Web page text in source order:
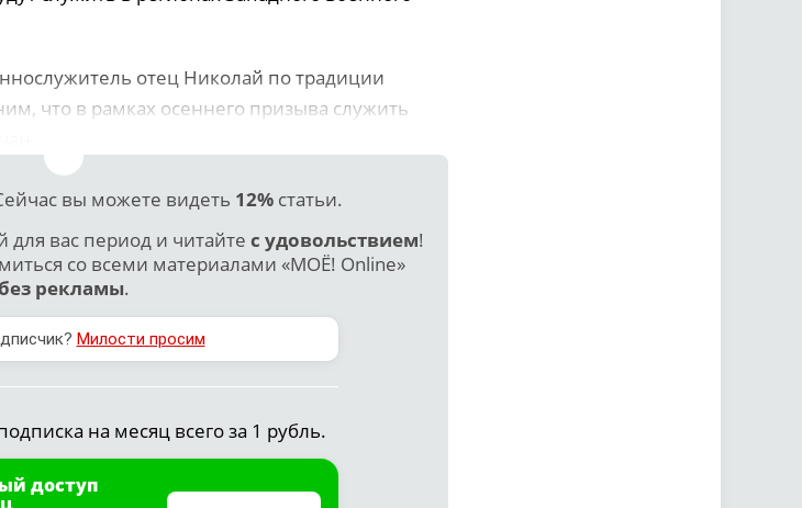
отец Николай по традиции
что в рамках осеннего призыва служить
вы можете видеть 12%статьи.
вас период и читайте с удовольствием!
со всеми материалами «МОЁ! Online»
рекламы.
Милости просим
на месяц всего за 1 рубль.
доступ